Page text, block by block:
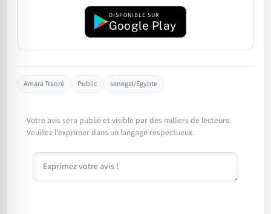
DISPONIBLE SUR
Google Play
Amara Traoré Public senegal/Egypte
Votre avis sera publié et visible par des milliers de lecteurs.
Veuillez l'exprimer dans un langage respectueux.
Commentaire